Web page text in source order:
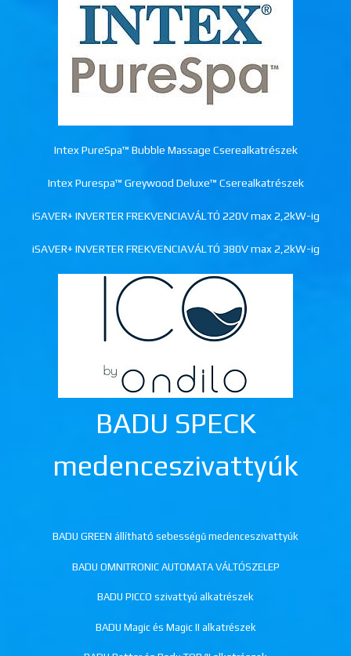
Intex PureSpa™ Bubble Massage Cserealkatrészek
Intex Purespa™ Greywood Deluxe™ Cserealkatrészek
iSAVER+ INVERTER FREKVENCIAVÁLTÓ 220V max 2,2kW-ig
iSAVER+ INVERTER FREKVENCIAVÁLTÓ 380V max 2,2kW-ig
BADU SPECK
medenceszivattyúk
BADU GREEN állítható sebességű medenceszivattyúk
BADU OMNITRONIC AUTOMATA VÁLTÓSZELEP
BADU PICCO szivattyú alkatrészek
BADU Magic és Magic II alkatrészek